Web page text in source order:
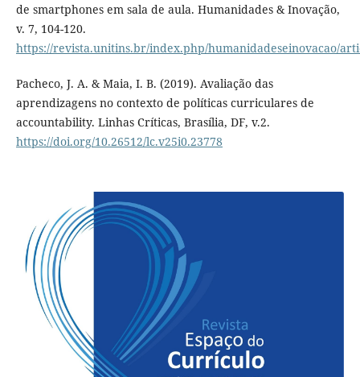
de smartphones em sala de aula. Humanidades & Inovação,
v. 7, 104-120.
https://revista.unitins.br/index.php/humanidadeseinovacao/
Pacheco, J. A. & Maia, I. B. (2019). Avaliação das
aprendizagens no contexto de políticas curriculares de
accountability. Linhas Críticas, Brasília, DF, v.2.
https://doi.org/10.26512/lc.v25i0.23778